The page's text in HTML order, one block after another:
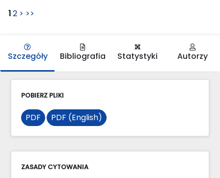
12 > >>
Szczegóły Bibliografia Statystyki Autorzy
POBIERZ PLIKI
PDF PDF (English)
ZASADY CYTOWANIA